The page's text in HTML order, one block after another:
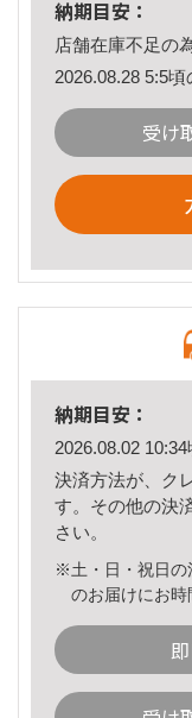
納期目安：
店舗在庫不足の
2026.08.28 5:5頃
受け
納期目安：
2026.08.02
決済方法が、ク
す。その他の決
さい。
※土・日・祝日の
のお届けにお時